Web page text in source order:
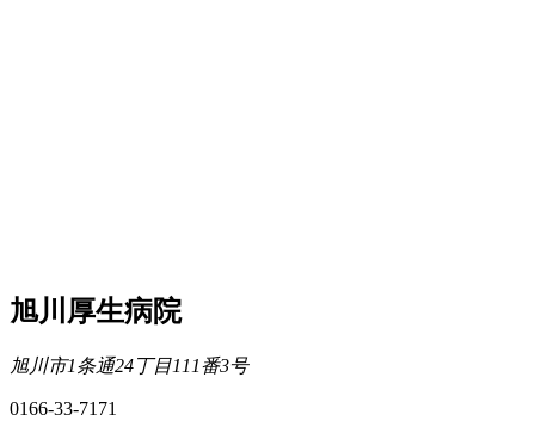
旭川厚生病院
旭川市1条通24丁目111番3号
0166-33-7171